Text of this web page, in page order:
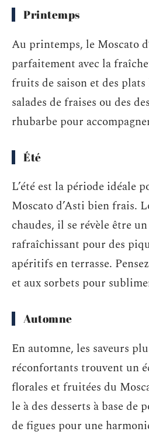
Printemps
Au printemps, le Moscato
parfaitement avec la
fruits de saison et des plats
salades de fraises ou des
rhubarbe pour
Été
L’été est la période idéale
Moscato d’Asti bien frais.
chaudes, il se révèle être
rafraîchissant pour des
apéritifs en terrasse.
et aux sorbets pour
Automne
En automne, les saveurs
réconfortants trouvent un
florales et fruitées du
le à des desserts à base de
de figues pour une